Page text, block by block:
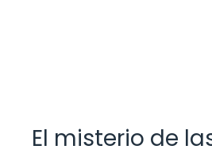
El misterio de